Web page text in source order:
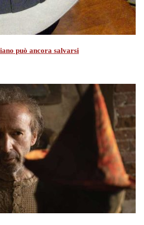
può ancora salvarsi